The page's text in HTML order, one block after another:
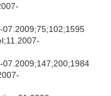
07.2009;75;102;1595
07.2009;147;200;1984